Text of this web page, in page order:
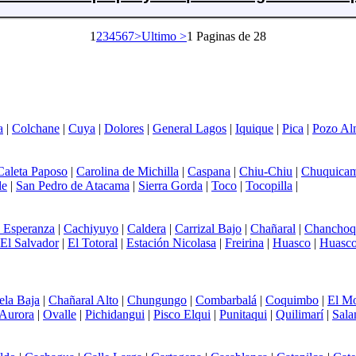
1 234567>Ultimo >1 Paginas de 28
| Colchane | Cuya | Dolores | General Lagos | Iquique | Pica | Pozo
Paposo | Carolina de Michilla | Caspana | Chiu-Chiu |
| San Pedro de Atacama | Sierra Gorda | Toco | Tocopilla |
| Cachiyuyo | Caldera | Carrizal Bajo | Chañaral |
El Salvador| El Totoral | Estación Nicolasa | Freirina | Huasco |
Baja | Chañaral Alto | Chungungo | Combarbalá | Coquimbo | El
| Ovalle | Pichidangui | Pisco Elqui | Punitaqui | Quilimarí|